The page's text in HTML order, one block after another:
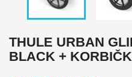
THULE URBAN
BLACK +